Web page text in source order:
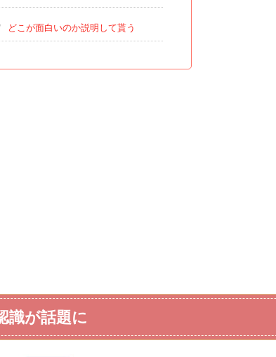
どこが面白いのか説明して貰う
識が話題に